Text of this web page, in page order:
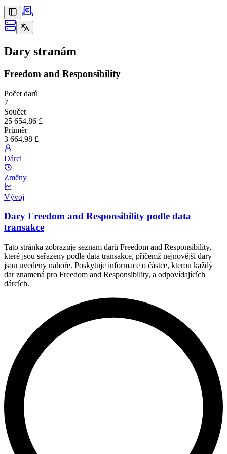
Dary stranám
Freedom and Responsibility
Počet darů
7
Součet
25 654,86 £
Průměr
3 664,98 £
Dárci
Změny
Vývoj
Dary Freedom and Responsibility podle data
transakce
Tato stránka zobrazuje seznam darů Freedom and Responsibility,
které jsou seřazeny podle data transakce, přičemž nejnovější dary
jsou uvedeny nahoře. Poskytuje informace o částce, kterou každý
dar znamená pro Freedom and Responsibility, a odpovídajících
dárcích.